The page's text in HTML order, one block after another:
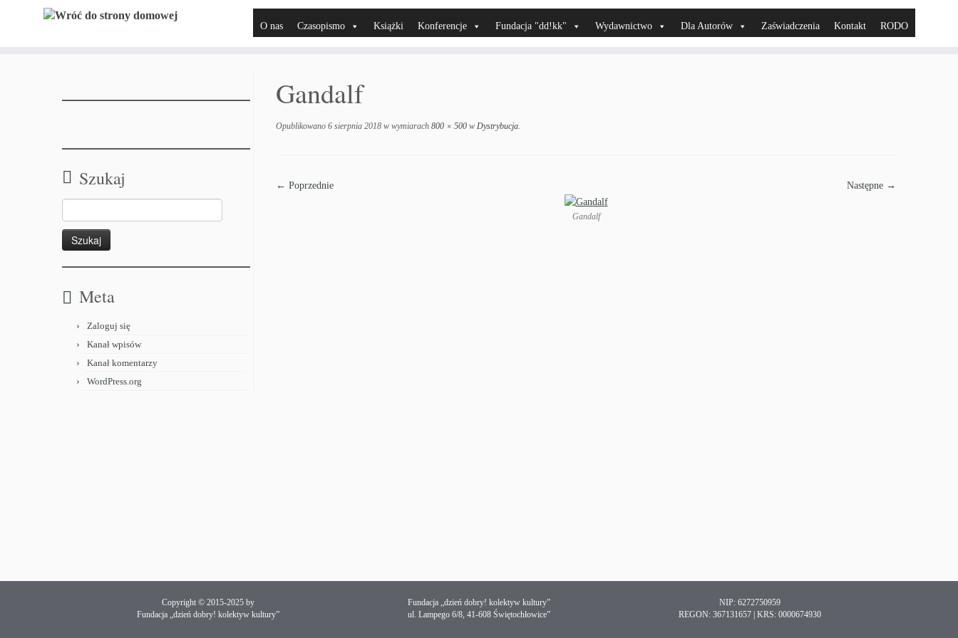
O nas Czasopismo Książki Konferencje Fundacja "dd!kk" Wydawnictwo Dla Autorów Zaświadczenia Kontakt RODO
Szukaj
Meta
Zaloguj się
Kanał wpisów
Kanał komentarzy
WordPress.org
Gandalf
Opublikowano 6 sierpnia 2018 w wymiarach 800 × 500 w Dystrybucja.
← Poprzednie Następne →
Gandalf
Copyright © 2015-2025 by
Fundacja „dzień dobry! kolektyw kultury”
Fundacja „dzień dobry! kolektyw kultury”
ul. Lampego 6/8, 41-608 Świętochłowice”
NIP: 6272750959
REGON: 367131657 | KRS: 0000674930